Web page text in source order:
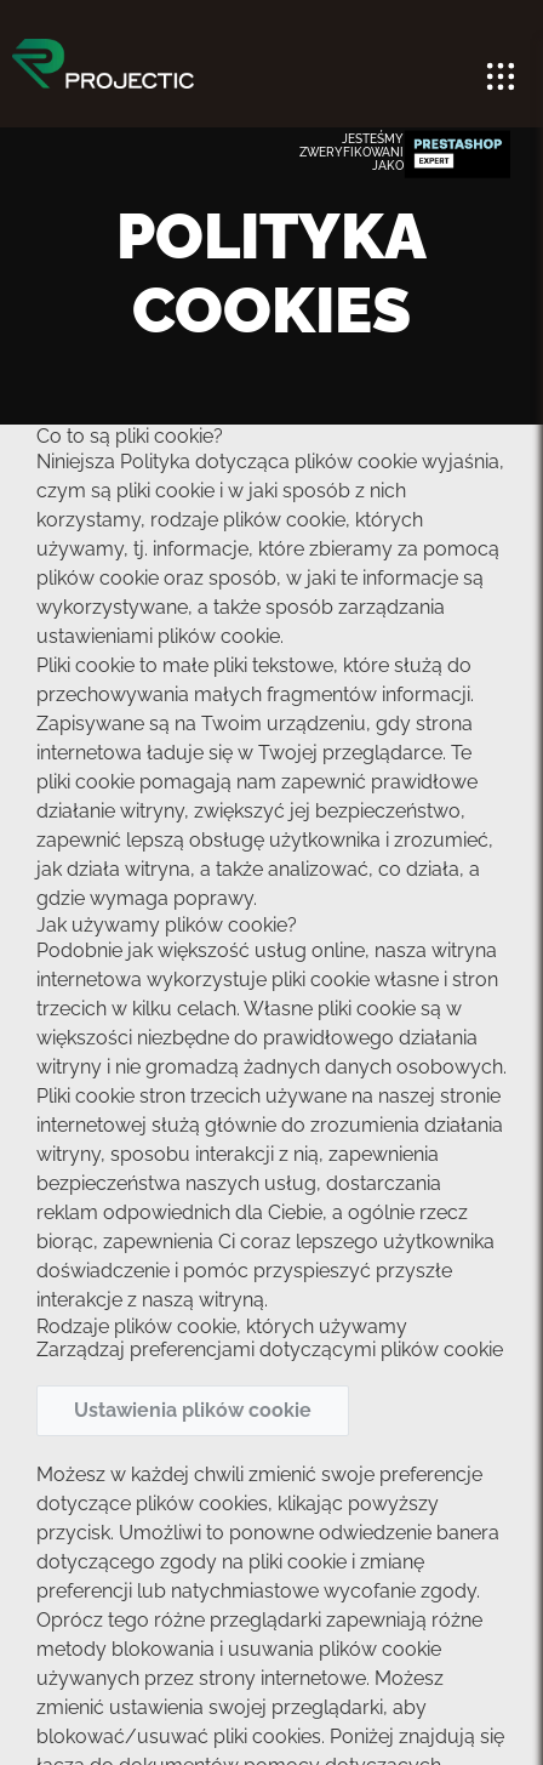
JESTEŚMY
ZWERYFIKOWANI
JAKO
POLITYKA
COOKIES
Co to są pliki cookie?
Niniejsza Polityka dotycząca plików cookie wyjaśnia,
czym są pliki cookie i w jaki sposób z nich
korzystamy, rodzaje plików cookie, których
używamy, tj. informacje, które zbieramy za pomocą
plików cookie oraz sposób, w jaki te informacje są
wykorzystywane, a także sposób zarządzania
ustawieniami plików cookie.
Pliki cookie to małe pliki tekstowe, które służą do
przechowywania małych fragmentów informacji.
Zapisywane są na Twoim urządzeniu, gdy strona
internetowa ładuje się w Twojej przeglądarce. Te
pliki cookie pomagają nam zapewnić prawidłowe
działanie witryny, zwiększyć jej bezpieczeństwo,
zapewnić lepszą obsługę użytkownika i zrozumieć,
jak działa witryna, a także analizować, co działa, a
gdzie wymaga poprawy.
Jak używamy plików cookie?
Podobnie jak większość usług online, nasza witryna
internetowa wykorzystuje pliki cookie własne i stron
trzecich w kilku celach. Własne pliki cookie są w
większości niezbędne do prawidłowego działania
witryny i nie gromadzą żadnych danych osobowych.
Pliki cookie stron trzecich używane na naszej stronie
internetowej służą głównie do zrozumienia działania
witryny, sposobu interakcji z nią, zapewnienia
bezpieczeństwa naszych usług, dostarczania
reklam odpowiednich dla Ciebie, a ogólnie rzecz
biorąc, zapewnienia Ci coraz lepszego użytkownika
doświadczenie i pomóc przyspieszyć przyszłe
interakcje z naszą witryną.
Rodzaje plików cookie, których używamy
Zarządzaj preferencjami dotyczącymi plików cookie
Ustawienia plików cookie
Możesz w każdej chwili zmienić swoje preferencje
dotyczące plików cookies, klikając powyższy
przycisk. Umożliwi to ponowne odwiedzenie banera
dotyczącego zgody na pliki cookie i zmianę
preferencji lub natychmiastowe wycofanie zgody.
Oprócz tego różne przeglądarki zapewniają różne
metody blokowania i usuwania plików cookie
używanych przez strony internetowe. Możesz
zmienić ustawienia swojej przeglądarki, aby
blokować/usuwać pliki cookies. Poniżej znajdują się